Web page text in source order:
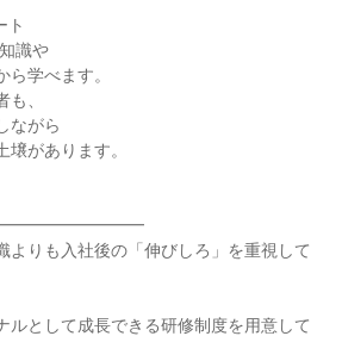
ト
識や
ら学べます。
、
ながら
があります。
よりも入社後の「伸びしろ」を重視して
ルとして成長できる研修制度を用意して